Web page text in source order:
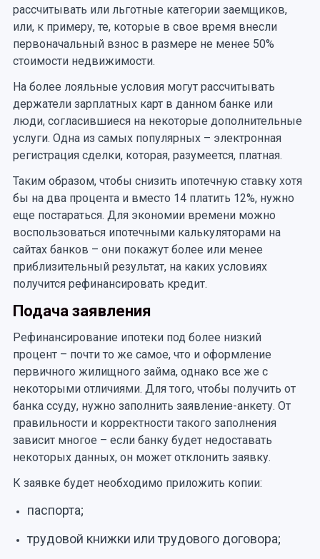
рассчитывать или льготные категории заемщиков,
или, к примеру, те, которые в свое время внесли
первоначальный взнос в размере не менее 50%
стоимости недвижимости.
На более лояльные условия могут рассчитывать
держатели зарплатных карт в данном банке или
люди, согласившиеся на некоторые дополнительные
услуги. Одна из самых популярных – электронная
регистрация сделки, которая, разумеется, платная.
Таким образом, чтобы снизить ипотечную ставку хотя
бы на два процента и вместо 14 платить 12%, нужно
еще постараться. Для экономии времени можно
воспользоваться ипотечными калькуляторами на
сайтах банков – они покажут более или менее
приблизительный результат, на каких условиях
получится рефинансировать кредит.
Подача заявления
Рефинансирование ипотеки под более низкий
процент – почти то же самое, что и оформление
первичного жилищного займа, однако все же с
некоторыми отличиями. Для того, чтобы получить от
банка ссуду, нужно заполнить заявление-анкету. От
правильности и корректности такого заполнения
зависит многое – если банку будет недоставать
некоторых данных, он может отклонить заявку.
К заявке будет необходимо приложить копии:
паспорта;
трудовой книжки или трудового договора;